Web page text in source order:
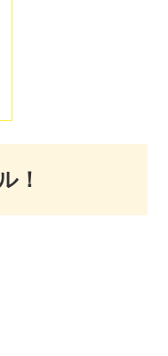
！